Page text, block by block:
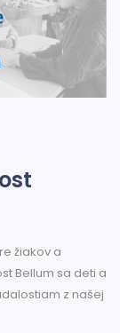
žiakov a
Bellum sa deti a
z našej